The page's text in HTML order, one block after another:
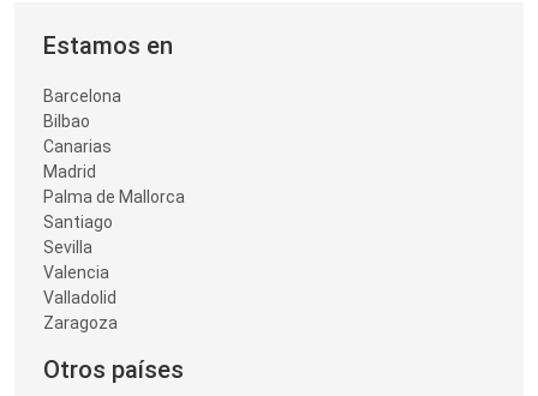
Estamos en
Barcelona
Bilbao
Canarias
Madrid
Palma de Mallorca
Santiago
Sevilla
Valencia
Valladolid
Zaragoza
Otros países